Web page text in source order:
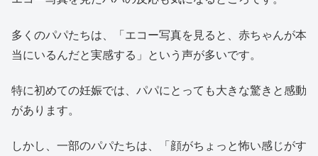
多くのパパたちは、「エコー写真を見ると、赤ちゃんが本
当にいるんだと実感する」という声が多いです。
特に初めての妊娠では、パパにとっても大きな驚きと感動
があります。
しかし、一部のパパたちは、「顔がちょっと怖い感じがす